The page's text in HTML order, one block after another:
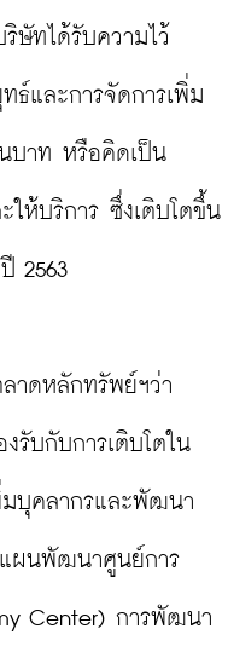
ษัทได้รับความไว้
ธ์และการจัดการเพิ่ม
บาท หรือคิดเป็น
ให้บริการ ซึ่งเติบโตขึ้น
2563
าดหลักทรัพย์ฯว่า
รับกับการเติบโตใน
บุคลากรและพัฒนา
แผนพัฒนาศูนย์การ
Center) การพัฒนา